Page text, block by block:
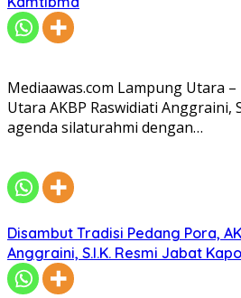
Mediaawas.com Lampung Utara
Utara AKBP Raswidiati Anggraini,
agenda silaturahmi dengan…
Disambut Tradisi Pedang Pora,
Anggraini, S.I.K. Resmi Jabat